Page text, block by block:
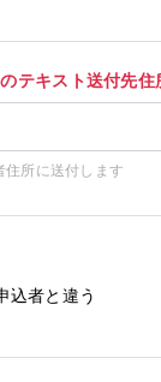
テキスト送付先住
住所に送付します
込者と違う